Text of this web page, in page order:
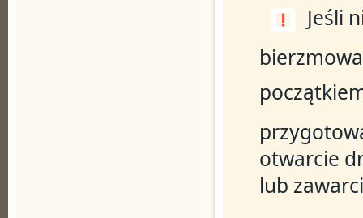
Jeśli
otwarcie
lub